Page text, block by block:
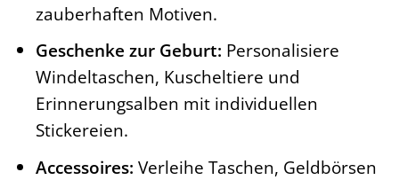
zauberhaften Motiven.
Geschenke zur Geburt: Personalisiere
Windeltaschen, Kuscheltiere und
Erinnerungsalben mit individuellen
Stickereien.
Accessoires: Verleihe Taschen, Geldbörsen